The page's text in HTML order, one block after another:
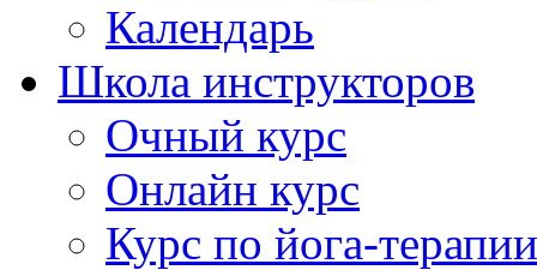
Календарь
Школа инструкторов
Очный курс
Онлайн курс
Курс по йога-терапии